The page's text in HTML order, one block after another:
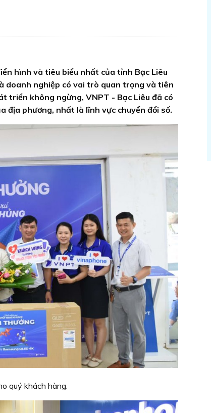
hình và tiêu biểu nhất của tỉnh Bạc Liêu
doanh nghiệp có vai trò quan trọng và tiên
triển không ngừng, VNPT - Bạc Liêu đã có
địa phương, nhất là lĩnh vực chuyển đổi số.
quý khách hàng.